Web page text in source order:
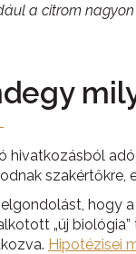
a citrom
hivatkozásból
szakértőkre,
hogy
„új
Hipotézisei